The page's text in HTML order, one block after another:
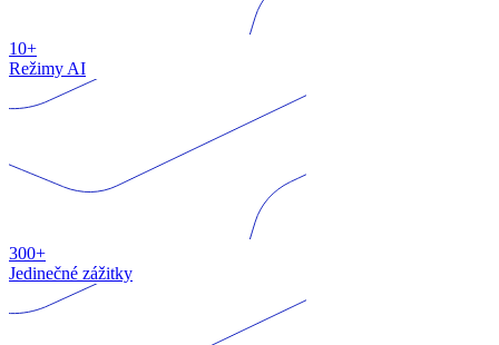
10+
Režimy AI
300+
Jedinečné zážitky